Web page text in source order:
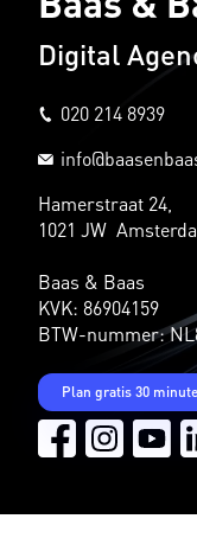
Digital
020 214 8939
Hamerstraat 24,
1021 JW
Baas & Baas
KVK: 86904159
BTW-nummer:
Plan gratis 30